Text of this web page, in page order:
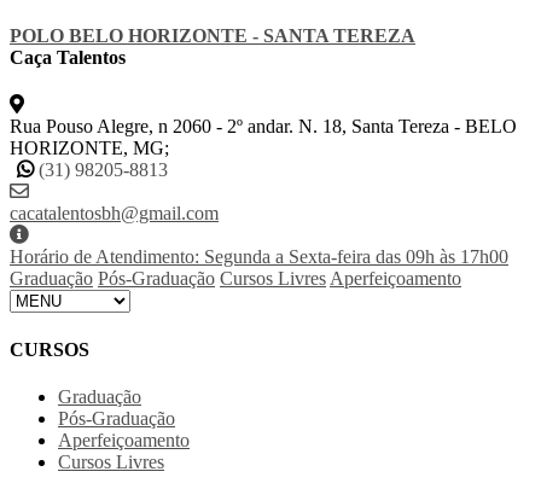
POLO BELO HORIZONTE - SANTA TEREZA
Caça Talentos
Rua Pouso Alegre, n 2060 - 2º andar. N. 18, Santa Tereza - BELO
HORIZONTE, MG;
(31) 98205-8813
cacatalentosbh@gmail.com
Horário de Atendimento: Segunda a Sexta-feira das 09h às 17h00
Graduação Pós-Graduação Cursos LivresAperfeiçoamento
CURSOS
Graduação
Pós-Graduação
Aperfeiçoamento
Cursos Livres